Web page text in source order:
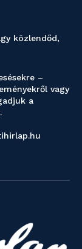
közlendőd,
–
vagy
a